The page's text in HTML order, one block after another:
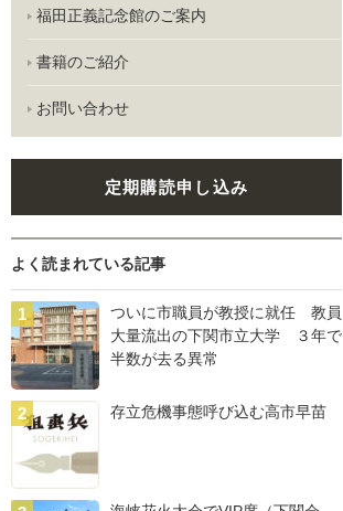
福田正義記念館のご案内
書籍のご紹介
お問い合わせ
定期購読申し込み
よく読まれている記事
ついに市職員が教授に就任 教員
大量流出の下関市立大学 ３年で
半数が去る異常
存立危機事態呼び込む高市早苗